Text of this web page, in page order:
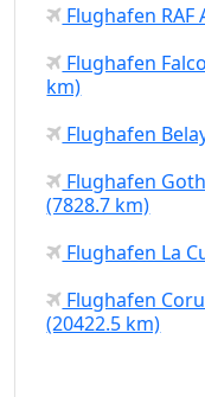
Flughafen RAF
Flughafen
km)
Flughafen
Flughafen
(7828.7 km)
Flughafen La
Flughafen
(20422.5 km)